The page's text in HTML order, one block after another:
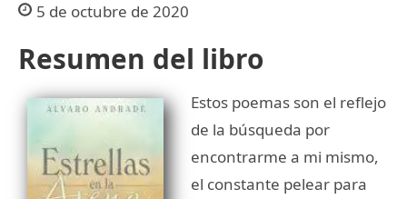
5 de octubre de 2020
Resumen del libro
Estos poemas son el reflejo
de la búsqueda por
encontrarme a mi mismo,
el constante pelear para